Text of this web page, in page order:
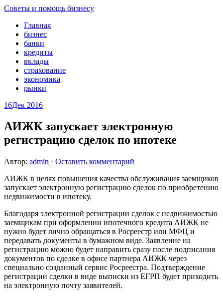
Советы и помощь бизнесу
Главная
бизнес
банки
кредиты
вклады
страхование
экономика
рынки
16Дек 2016
АИЖК запускает электронную
регистрацию сделок по ипотеке
Автор: admin ⋅ Оставить комментарий
АИЖК в целях повышения качества обслуживания заемщиков
запускает электронную регистрацию сделок по приобретению
недвижимости в ипотеку.
Благодаря электронной регистрации сделок с недвижимостью
заемщикам при оформлении ипотечного кредита АИЖК не
нужно будет лично обращаться в Росреестр или МФЦ и
передавать документы в бумажном виде. Заявление на
регистрацию можно будет направить сразу после подписания
документов по сделке в офисе партнера АИЖК через
специально созданный сервис Росреестра. Подтверждение
регистрации сделки в виде выписки из ЕГРП будет приходить
на электронную почту заявителей.